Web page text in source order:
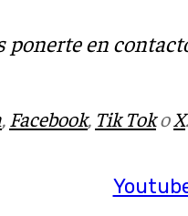
ponerte en
, Facebook, Tik TokoX